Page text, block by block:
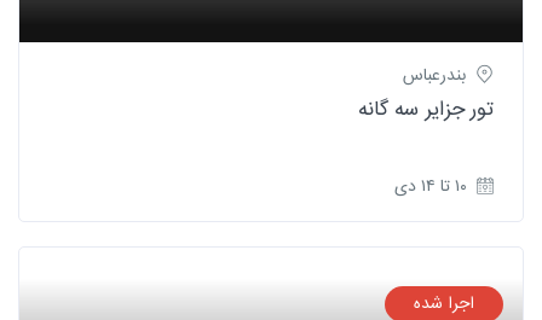
بندرعباس
تور جزایر سه گانه
۱۰ تا ۱۴ دی
اجرا شده